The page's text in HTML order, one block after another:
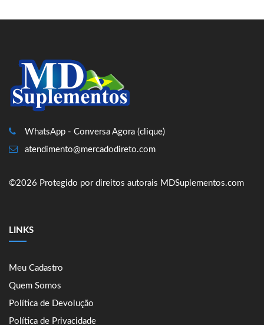
WhatsApp - Conversa Agora (clique)
atendimento@mercadodireto.com
©2026 Protegido por direitos autorais MDSuplementos.com
LINKS
Meu Cadastro
Quem Somos
Política de Devolução
Política de Privacidade